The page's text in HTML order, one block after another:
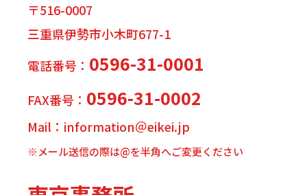
〒516-0007
三重県伊勢市小木町677-1
電話番号： 0596-31-0001
FAX番号： 0596-31-0002
Mail：information＠eikei.jp
※メール送信の際は@を半角へご変更ください